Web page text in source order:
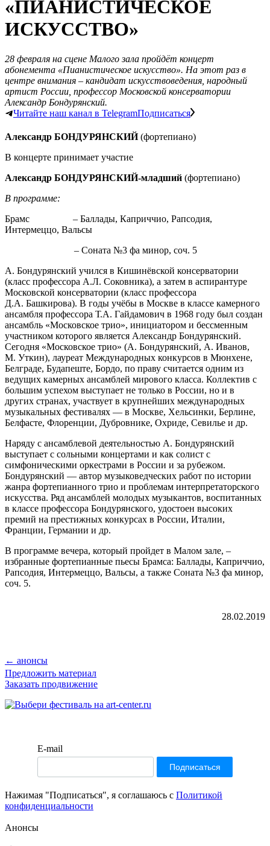
«ПИАНИСТИЧЕСКОЕ
ИСКУССТВО»
28 февраля на сцене Малого зала пройдёт концерт
абонемента «Пианистическое искусство». На этот раз в
центре внимания – кандидат искусствоведения, народный
артист России, профессор Московской консерватории
Александр Бондурянский.
Читайте наш канал в TelegramПодписаться
Александр БОНДУРЯНСКИЙ(фортепиано)
В концерте принимает участие
Александр БОНДУРЯНСКИЙ-младший (фортепиано)
В программе:
Брамс – Баллады, Каприччио, Рапсодия,
Интермеццо, Вальсы
– Соната №3 фа минор, соч. 5
А. Бондурянский учился в Кишинёвской консерватории
(класс профессора А.Л. Соковника), а затем в аспирантуре
Московской консерватории (класс профессора
Д.А. Башкирова). В годы учёбы в Москве в классе камерного
ансамбля профессора Т.А. Гайдамович в 1968 году был создан
ансамбль «Московское трио», инициатором и бессменным
участником которого является Александр Бондурянский.
Сегодня «Московское трио» (А. Бондурянский, А. Иванов,
М. Уткин), лауреат Международных конкурсов в Мюнхене,
Белграде, Будапеште, Бордо, по праву считается одним из
ведущих камерных ансамблей мирового класса. Коллектив с
большим успехом выступает не только в России, но и в
других странах, участвует в крупнейших международных
музыкальных фестивалях — в Москве, Хельсинки, Берлине,
Белфасте, Флоренции, Дубровнике, Охриде, Севилье и др.
Наряду с ансамблевой деятельностью А. Бондурянский
выступает с сольными концертами и как солист с
симфоническими оркестрами в России и за рубежом.
Бондурянский — автор музыковедческих работ по истории
жанра фортепианного трио и проблемам интерпретаторского
искусства. Ряд ансамблей молодых музыкантов, воспитанных
в классе профессора Бондурянского, удостоен высоких
премий на престижных конкурсах в России, Италии,
Франции, Германии и др.
В программе вечера, который пройдет в Малом зале, –
избранные фортепианные пьесы Брамса: Баллады, Каприччио,
Рапсодия, Интермеццо, Вальсы, а также Соната №3 фа минор,
соч. 5.
28.02.2019
← анонсы
Предложить материал
Заказать продвижение
E-mail
Нажимая "Подписаться", я соглашаюсь с Политикой
конфиденциальности
Анонсы